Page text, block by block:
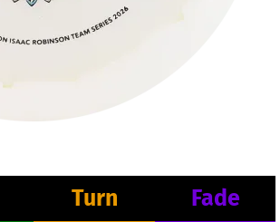
Turn Fade